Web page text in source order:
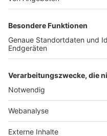
TOP-PARTNER
Nutzungsbedingungen